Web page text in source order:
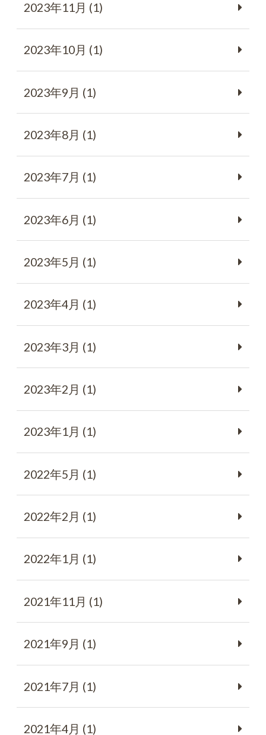
2023年11月 (1)
2023年10月 (1)
2023年9月 (1)
2023年8月 (1)
2023年7月 (1)
2023年6月 (1)
2023年5月 (1)
2023年4月 (1)
2023年3月 (1)
2023年2月 (1)
2023年1月 (1)
2022年5月 (1)
2022年2月 (1)
2022年1月 (1)
2021年11月 (1)
2021年9月 (1)
2021年7月 (1)
2021年4月 (1)